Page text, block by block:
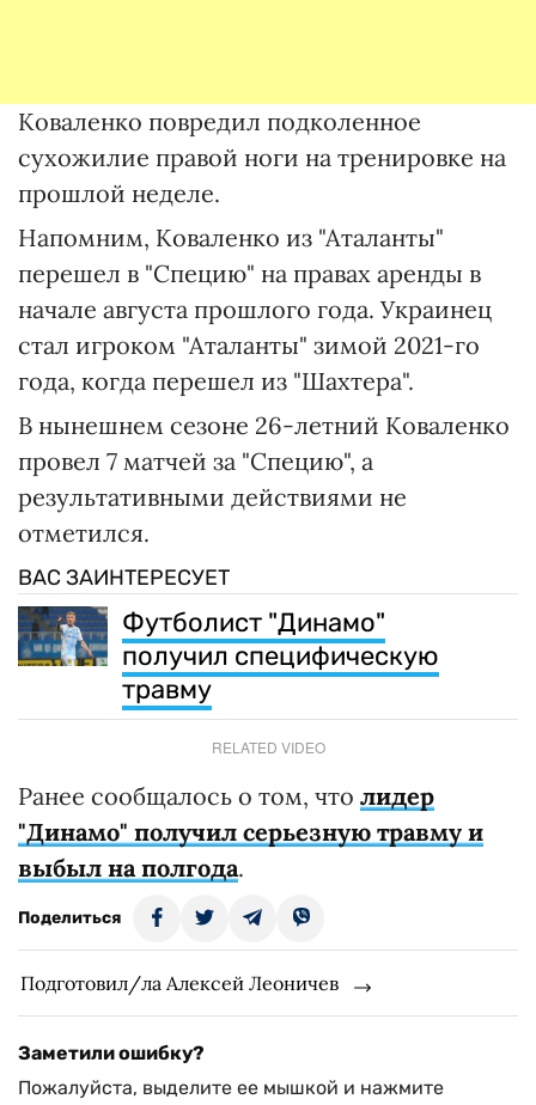
Коваленко повредил подколенное
сухожилие правой ноги на тренировке на
прошлой неделе.
Напомним, Коваленко из "Аталанты"
перешел в "Специю" на правах аренды в
начале августа прошлого года. Украинец
стал игроком "Аталанты" зимой 2021-го
года, когда перешел из "Шахтера".
В нынешнем сезоне 26-летний Коваленко
провел 7 матчей за "Специю", а
результативными действиями не
отметился.
ВАС ЗАИНТЕРЕСУЕТ
Футболист "Динамо"
получил специфическую
травму
RELATED VIDEO
Ранее сообщалось о том, что лидер
"Динамо" получил серьезную травму и
выбыл на полгода.
Поделиться
Подготовил/ла Алексей Леоничев
Заметили ошибку?
Пожалуйста, выделите ее мышкой и нажмите